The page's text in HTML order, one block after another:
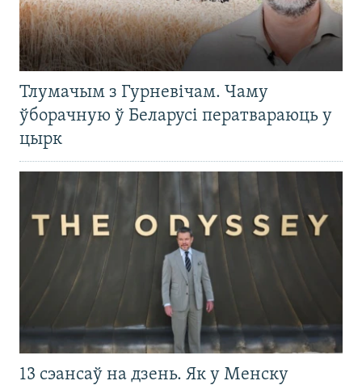
Тлумачым з Гурневічам. Чаму
ўборачную ў Беларусі ператвараюць у
цырк
13 сэансаў на дзень. Як у Менску